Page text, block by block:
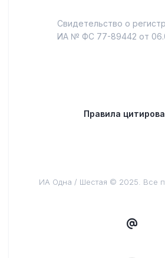
Свидетельство о
ИА № ФС 77-89442 от
Правила
ИА Одна / Шестая © 2025. Все